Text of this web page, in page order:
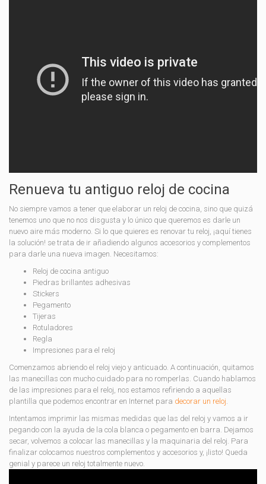
Renueva tu antiguo reloj de cocina
No siempre vamos a tener que elaborar un reloj de cocina, sino que quizá
tenemos uno que no nos disgusta y lo único que queremos es darle un
nuevo aire más moderno. Si lo que quieres es renovar tu reloj, ¡aquí tienes
la solución! se trata de ir añadiendo algunos accesorios y complementos
para darle una nueva imagen. Necesitamos:
Reloj de cocina antiguo
Piedras brillantes adhesivas
Stickers
Pegamento
Tijeras
Rotuladores
Regla
Impresiones para el reloj
Comenzamos abriendo el reloj viejo y anticuado. A continuación, quitamos
las manecillas con mucho cuidado para no romperlas. Cuando hablamos
de las impresiones para el reloj, nos estamos refiriendo a aquellas
plantilla que podemos encontrar en Internet para decorar un reloj.
Intentamos imprimir las mismas medidas que las del reloj y vamos a ir
pegando con la ayuda de la cola blanca o pegamento en barra. Dejamos
secar, volvemos a colocar las manecillas y la maquinaria del reloj. Para
finalizar colocamos nuestros complementos y accesorios y, ¡listo! Queda
genial y parece un reloj totalmente nuevo.